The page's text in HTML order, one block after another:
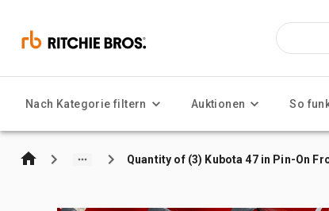
Nach Kategorie filtern Auktionen So
Quantity of (3) Kubota 47 in Pin-On